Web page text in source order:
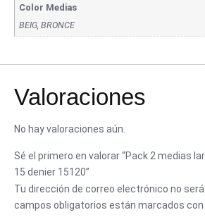
Color Medias
BEIG, BRONCE
Valoraciones
No hay valoraciones aún.
Sé el primero en valorar “Pack 2 medias
15 denier 15120”
Tu dirección de correo electrónico no
campos obligatorios están marcados con